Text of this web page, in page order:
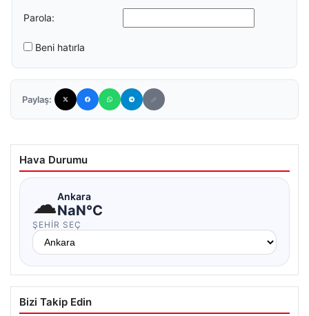
Parola:
Beni hatırla
Paylaş:
Hava Durumu
☁Ankara
NaN°C
ŞEHIR SEÇ
Bizi Takip Edin